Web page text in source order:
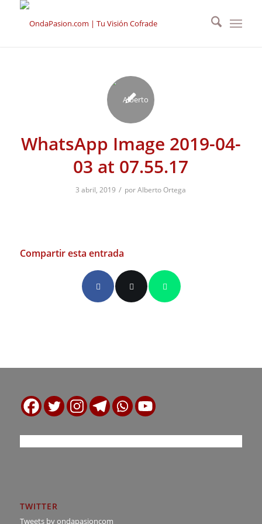
WhatsApp Image 2019-04-
03 at 07.55.17
3 abril, 2019 / porAlberto Ortega
Compartir esta entrada
TWITTER
Tweets by ondapasioncom